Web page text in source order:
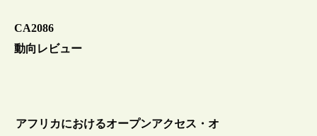
CA2086
動向レビュー
アフリカにおけるオープンアクセス・オ